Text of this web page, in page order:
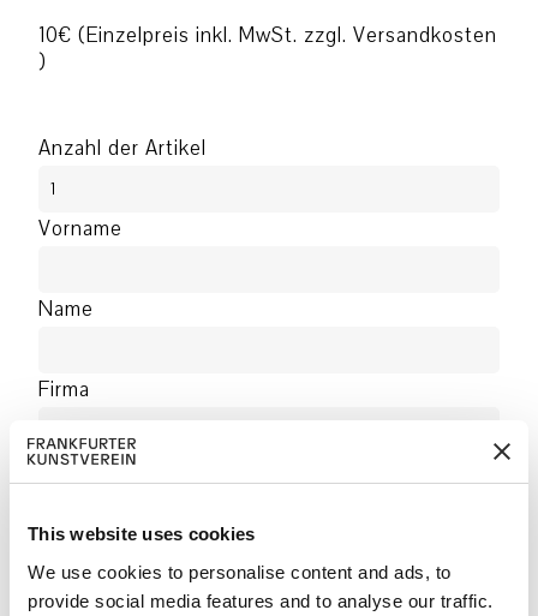
This website uses cookies
We use cookies to personalise content and ads, to
provide social media features and to analyse our traffic.
10€ (Einzelpreis inkl. MwSt. zzgl. Versandkosten
)
Anzahl der Artikel
Vorname
Name
Firma
Addresse